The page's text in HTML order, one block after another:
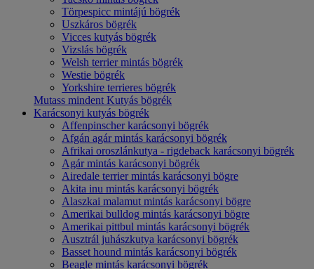
Törpespicc mintájú bögrék
Uszkáros bögrék
Vicces kutyás bögrék
Vizslás bögrék
Welsh terrier mintás bögrék
Westie bögrék
Yorkshire terrieres bögrék
Mutass mindent Kutyás bögrék
Karácsonyi kutyás bögrék
Affenpinscher karácsonyi bögrék
Afgán agár mintás karácsonyi bögrék
Afrikai oroszlánkutya - rigdeback karácsonyi bögrék
Agár mintás karácsonyi bögrék
Airedale terrier mintás karácsonyi bögre
Akita inu mintás karácsonyi bögrék
Alaszkai malamut mintás karácsonyi bögre
Amerikai bulldog mintás karácsonyi bögre
Amerikai pittbul mintás karácsonyi bögrék
Ausztrál juhászkutya karácsonyi bögrék
Basset hound mintás karácsonyi bögrék
Beagle mintás karácsonyi bögrék